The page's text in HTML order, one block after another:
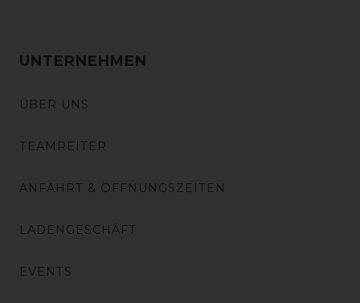
UNTERNEHMEN
ÜBER UNS
TEAMREITER
ANFAHRT & ÖFFNUNGSZEITEN
LADENGESCHÄFT
EVENTS